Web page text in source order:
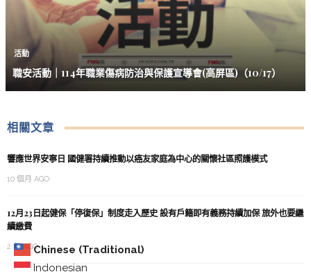
Chinese (Traditional)
Indonesian
活動
職安活動｜114年職業傷病防治與保護宣導會(高屏區)（10/17）
相關文章
響應世界安寧日 國健署持續推動以癌友家庭為中心的關懷社區照護模式
10 個月 AGO
12月23日起健保「停復保」制度走入歷史 設有戶籍即有義務持續加保 旅外也要繼
續繳費
2 年 AGO